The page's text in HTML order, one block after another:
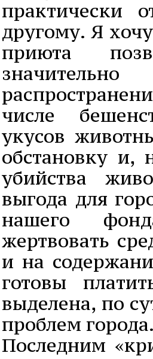
практически
другому. Я
приюта
числе
укусов
обстановку и,
убийства
выгода для
нашего
жертвовать
и на
готовы
выделена, по
проблем города.
Последним